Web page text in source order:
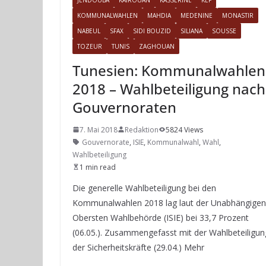
KOMMUNALWAHLEN
MAHDIA MEDENINE
MONASTIR
NABEUL
SFAX SIDI BOUZID SILIANA
SOUSSE
TOZEUR
TUNIS ZAGHOUAN
Tunesien: Kommunalwahlen
2018 – Wahlbeteiligung nach
Gouvernoraten
7. Mai 2018 Redaktion
5824 Views
Gouvernorate, ISIE, Kommunalwahl, Wahl,
Wahlbeteiligung
1 min read
Die generelle Wahlbeteiligung bei den
Kommunalwahlen 2018 lag laut der Unabhängigen
Obersten Wahlbehörde (ISIE) bei 33,7 Prozent
(06.05.). Zusammengefasst mit der
der Sicherheitskräfte (29.04.) Mehr